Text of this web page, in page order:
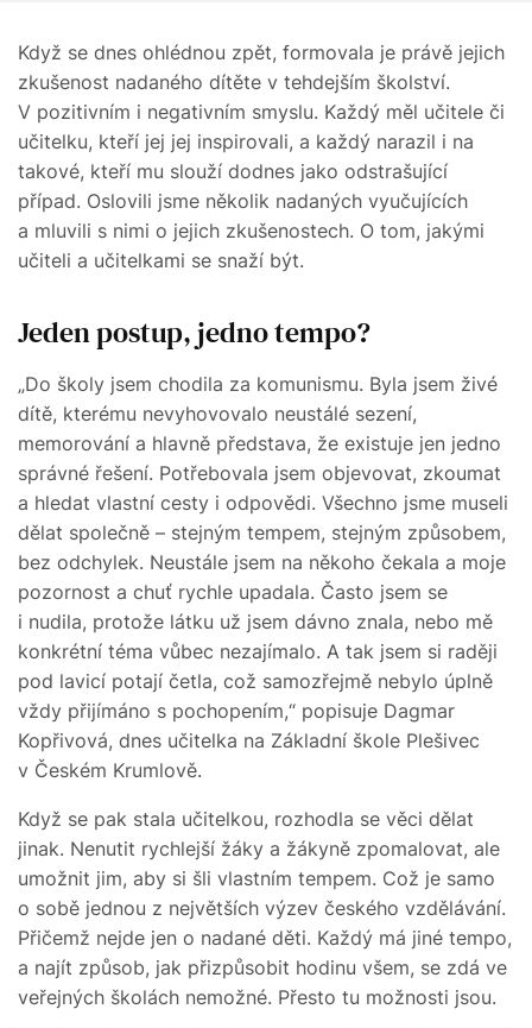
Když se dnes ohlédnou zpět, formovala je právě jejich
zkušenost nadaného dítěte v tehdejším školství.
V pozitivním i negativním smyslu. Každý měl učitele či
učitelku, kteří jej jej inspirovali, a každý narazil i na
takové, kteří mu slouží dodnes jako odstrašující
případ. Oslovili jsme několik nadaných vyučujících
a mluvili s nimi o jejich zkušenostech. O tom, jakými
učiteli a učitelkami se snaží být.
Jeden postup, jedno tempo?
„Do školy jsem chodila za komunismu. Byla jsem živé
dítě, kterému nevyhovovalo neustálé sezení,
memorování a hlavně představa, že existuje jen jedno
správné řešení. Potřebovala jsem objevovat, zkoumat
a hledat vlastní cesty i odpovědi. Všechno jsme museli
dělat společně – stejným tempem, stejným způsobem,
bez odchylek. Neustále jsem na někoho čekala a moje
pozornost a chuť rychle upadala. Často jsem se
i nudila, protože látku už jsem dávno znala, nebo mě
konkrétní téma vůbec nezajímalo. A tak jsem si raději
pod lavicí potají četla, což samozřejmě nebylo úplně
vždy přijímáno s pochopením,“ popisuje Dagmar
Kopřivová, dnes učitelka na Základní škole Plešivec
v Českém Krumlově.
Když se pak stala učitelkou, rozhodla se věci dělat
jinak. Nenutit rychlejší žáky a žákyně zpomalovat, ale
umožnit jim, aby si šli vlastním tempem. Což je samo
o sobě jednou z největších výzev českého vzdělávání.
Přičemž nejde jen o nadané děti. Každý má jiné tempo,
a najít způsob, jak přizpůsobit hodinu všem, se zdá ve
veřejných školách nemožné. Přesto tu možnosti jsou.